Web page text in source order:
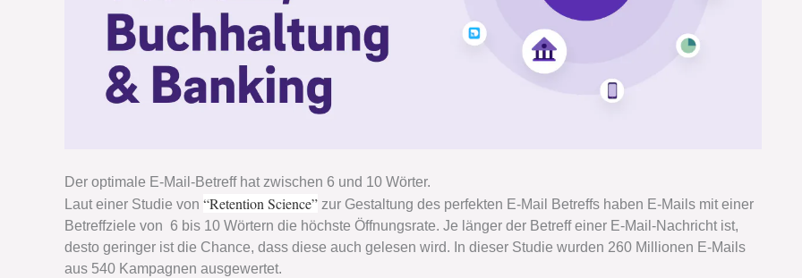
Der optimale E-Mail-Betreff hat zwischen 6 und 10 Wörter.
Laut einer Studie von “Retention Science” zur Gestaltung des perfekten E-Mail Betreffs haben E-Mails mit einer
Betreffziele von 6 bis 10 Wörtern die höchste Öffnungsrate. Je länger der Betreff einer E-Mail-Nachricht ist,
desto geringer ist die Chance, dass diese auch gelesen wird. In dieser Studie wurden 260 Millionen E-Mails
aus 540 Kampagnen ausgewertet.